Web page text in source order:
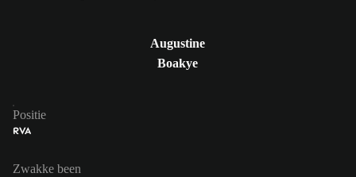
Augustine
Boakye
Positie
RVA
Zwakke been